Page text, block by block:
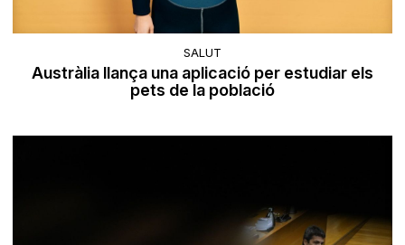
SALUT
Austràlia llança una aplicació per estudiar els
pets de la població